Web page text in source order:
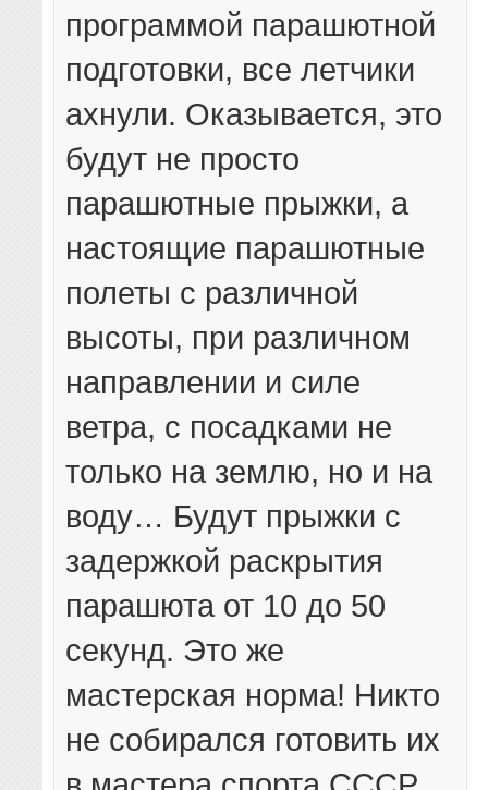
программой парашютной
подготовки, все летчики
ахнули. Оказывается, это
будут не просто
парашютные прыжки, а
настоящие парашютные
полеты с различной
высоты, при различном
направлении и силе
ветра, с посадками не
только на землю, но и на
воду… Будут прыжки с
задержкой раскрытия
парашюта от 10 до 50
секунд. Это же
мастерская норма! Никто
не собирался готовить их